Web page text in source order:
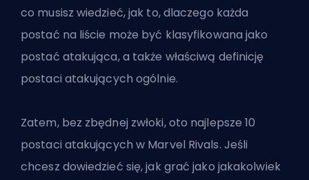
co musisz wiedzieć, jak to, dlaczego każda
postać na liście może być klasyfikowana jako
postać atakująca, a także właściwą definicję
postaci atakujących ogólnie.
Zatem, bez zbędnej zwłoki, oto najlepsze 10
postaci atakujących w Marvel Rivals. Jeśli
chcesz dowiedzieć się, jak grać jako jakakolwiek